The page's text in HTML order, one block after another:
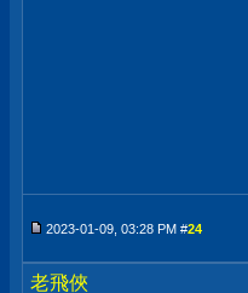
2023-01-09, 03:28 PM #24
老飛俠